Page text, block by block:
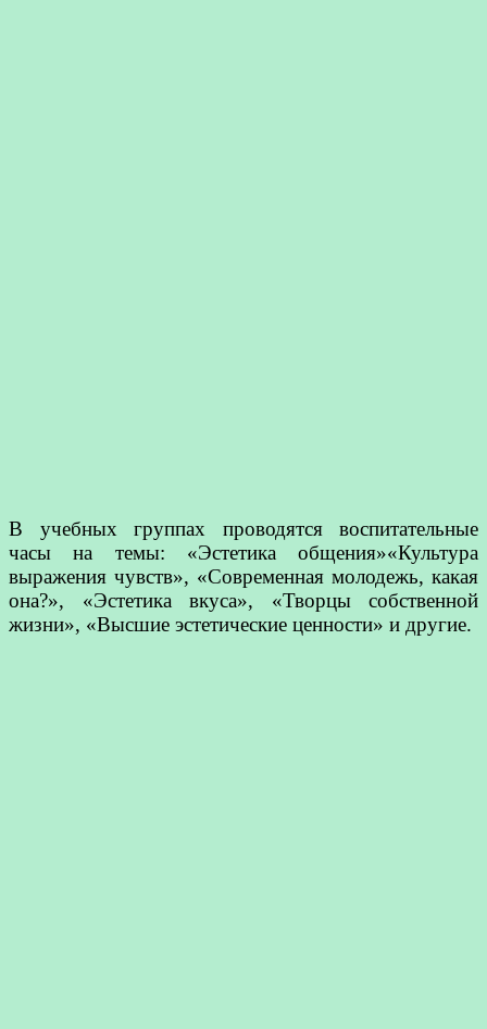
В учебных группах проводятся воспитательные
часы на темы: «Эстетика общения»«Культура
выражения чувств», «Современная молодежь, какая
она?», «Эстетика вкуса», «Творцы собственной
жизни», «Высшие эстетические ценности» и другие.